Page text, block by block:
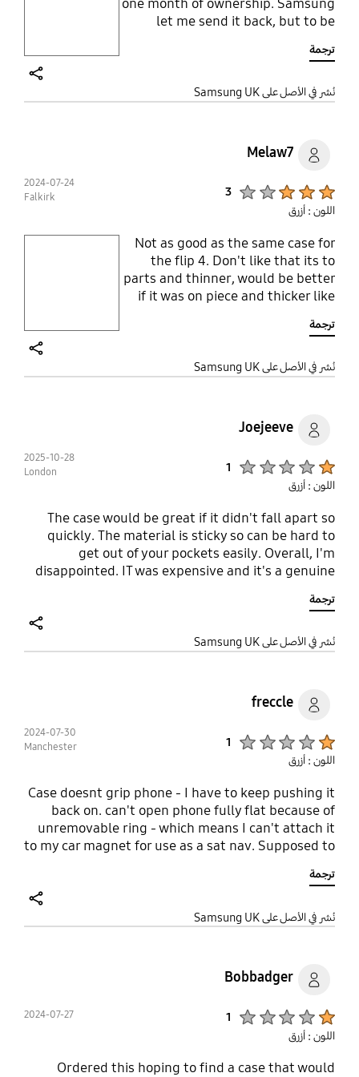
one month of ownership. Samsung
let me send it back, but to be
This case is 44 GBP. You can buy
fraction of that price, which do not
ترجمة
نُشر في الأصل على Samsung UK
Melaw7
3
2024-07-24
Falkirk
اللون : أزرق
Not as good as the same case for
the flip 4. Don't like that its to
parts and thinner, would be better
if it was on piece and thicker like
secure.
ترجمة
نُشر في الأصل على Samsung UK
Joejeeve
1
2025-10-28
London
اللون : أزرق
The case would be great if it didn't fall apart so
quickly. The material is sticky so can be hard to
get out of your pockets easily. Overall, I'm
disappointed. IT was expensive and it's a genuine
back into the store after 6 months and the guy
said it was standard wear and tear. Honestly get
something cheaper that you'll be happier
ترجمة
نُشر في الأصل على Samsung UK
freccle
1
2024-07-30
Manchester
اللون : أزرق
Case doesnt grip phone - I have to keep pushing it
back on. can't open phone fully flat because of
unremovable ring - which means I can't attach it
to my car magnet for use as a sat nav. Supposed to
Samsung are charging for this rubbish
ترجمة
نُشر في الأصل على Samsung UK
Bobbadger
1
2024-07-27
اللون : أزرق
Ordered this hoping to find a case that would